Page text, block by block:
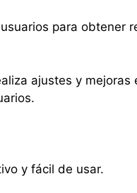
para obtener
ajustes y mejoras
y fácil de usar.